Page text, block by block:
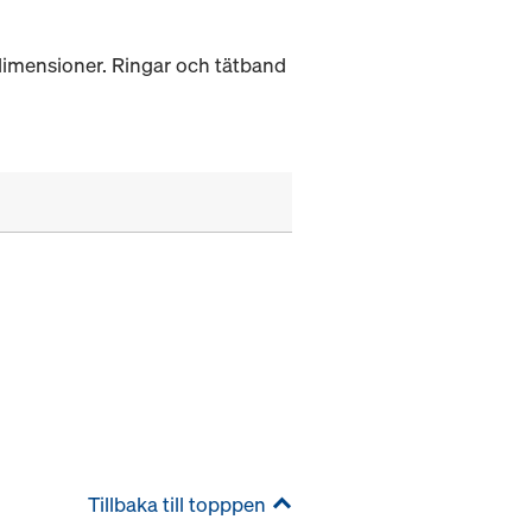
Ringar och tätband
Tillbaka till topppen